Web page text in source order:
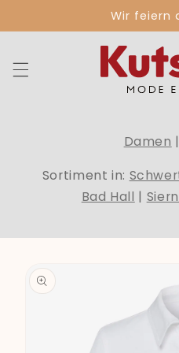
Inhalt
Wir feiern
Damen |
Sortiment in:
Bad Hall |